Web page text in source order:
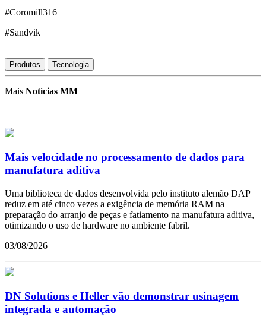
#Coromill316
#Sandvik
Produtos Tecnologia
Mais Notícias MM
Mais velocidade no processamento de dados para
manufatura aditiva
Uma biblioteca de dados desenvolvida pelo instituto alemão DAP
reduz em até cinco vezes a exigência de memória RAM na
preparação do arranjo de peças e fatiamento na manufatura aditiva,
otimizando o uso de hardware no ambiente fabril.
03/08/2026
DN Solutions e Heller vão demonstrar usinagem
integrada e automação